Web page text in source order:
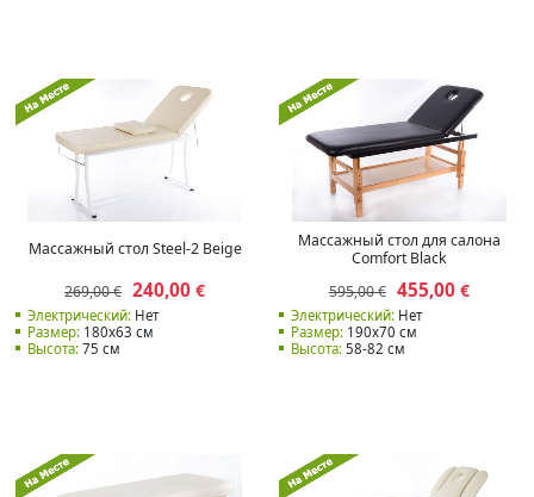
Массажный стол Steel-2 Beige
269,00 € 240,00 €
Электрический:Нет
Размер:180х63 см
Высота:75 см
Массажный стол для салона
Comfort Black
595,00 € 455,00€
Электрический: Нет
Размер: 190х70 см
Высота: 58-82 см